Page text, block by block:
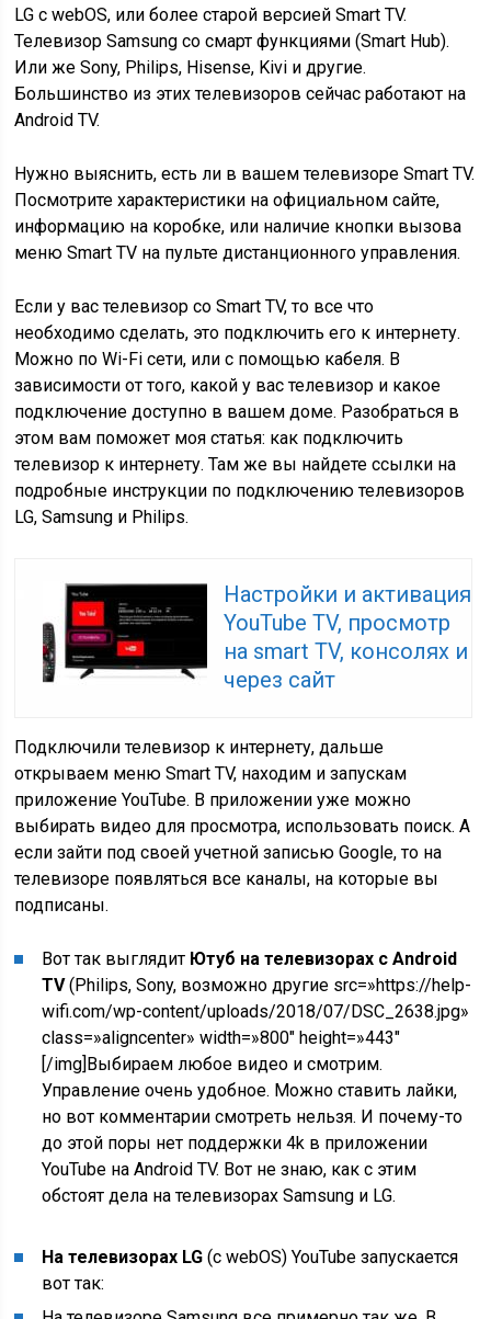
LG с webOS, или более старой версией Smart TV.
Телевизор Samsung со смарт функциями (Smart Hub).
Или же Sony, Philips, Hisense, Kivi и другие.
Большинство из этих телевизоров сейчас работают на
Android TV.
Нужно выяснить, есть ли в вашем телевизоре Smart TV.
Посмотрите характеристики на официальном сайте,
информацию на коробке, или наличие кнопки вызова
меню Smart TV на пульте дистанционного управления.
Если у вас телевизор со Smart TV, то все что
необходимо сделать, это подключить его к интернету.
Можно по Wi-Fi сети, или с помощью кабеля. В
зависимости от того, какой у вас телевизор и какое
подключение доступно в вашем доме. Разобраться в
этом вам поможет моя статья: как подключить
телевизор к интернету. Там же вы найдете ссылки на
подробные инструкции по подключению телевизоров
LG, Samsung и Philips.
Настройки и активация
YouTube TV, просмотр
на smart TV, консолях и
через сайт
Подключили телевизор к интернету, дальше
открываем меню Smart TV, находим и запускам
приложение YouTube. В приложении уже можно
выбирать видео для просмотра, использовать поиск. А
если зайти под своей учетной записью Google, то на
телевизоре появляться все каналы, на которые вы
подписаны.
Вот так выглядит Ютуб на телевизорах с Android
TV(Philips, Sony, возможно другие src=»https://help-
wifi.com/wp-content/uploads/2018/07/DSC_2638.jpg»
class=»aligncenter» width=»800″ height=»443″
[/img]Выбираем любое видео и смотрим.
Управление очень удобное. Можно ставить лайки,
но вот комментарии смотреть нельзя. И почему-то
до этой поры нет поддержки 4k в приложении
YouTube на Android TV. Вот не знаю, как с этим
обстоят дела на телевизорах Samsung и LG.
На телевизорах LG (с webOS) YouTube запускается
вот так: